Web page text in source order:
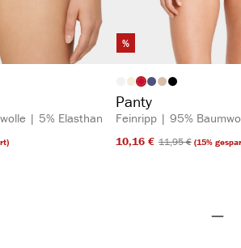
nicht verfügbar.)
ist zurzeit nicht verfügbar.)
ist zurzeit nicht verfügbar.)
| 5% Elasthan
%
Artikelfarbe
Panty
Feinripp | 95%
10,16 €​ 11,95 €​(15%